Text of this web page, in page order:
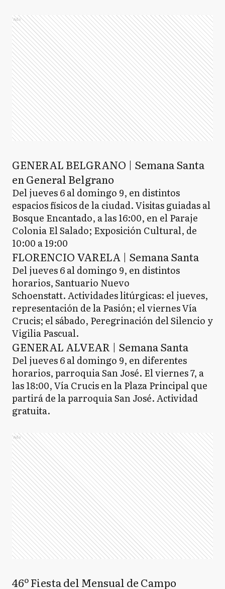
Ads
GENERAL BELGRANO | Semana Santa
en General Belgrano
Del jueves 6 al domingo 9, en distintos
espacios físicos de la ciudad. Visitas guiadas al
Bosque Encantado, a las 16:00, en el Paraje
Colonia El Salado; Exposición Cultural, de
10:00 a 19:00
FLORENCIO VARELA | Semana Santa
Del jueves 6 al domingo 9, en distintos
horarios, Santuario Nuevo
Schoenstatt. Actividades litúrgicas: el jueves,
representación de la Pasión; el viernes Vía
Crucis; el sábado, Peregrinación del Silencio y
Vigilia Pascual.
GENERAL ALVEAR | Semana Santa
Del jueves 6 al domingo 9, en diferentes
horarios, parroquia San José. El viernes 7, a
las 18:00, Vía Crucis en la Plaza Principal que
partirá de la parroquia San José. Actividad
gratuita.
Ads
46º Fiesta del Mensual de Campo